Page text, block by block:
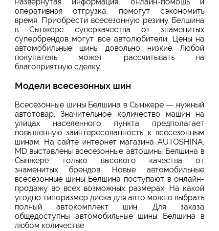
оперативная отгрузка, помогут сэкономить
время. Приобрести всесезонную резину Белшина
в Сынжере суперкачества от знаменитых
супербрендов могут все автолюбители. Цены на
автомобильные шины довольно низкие. Любой
покупатель может рассчитывать на
благоприятную сделку.
Модели всесезонных шин
Всесезонные шины Белшина в Сынжере — нужный
автотовар. Значительное количество машин на
улицах населенного пункта предполагает
повышенную заинтересованность к всесезонным
шинам. На сайте интернет магазина AUTOSHINA.
MD выставлены всесезонные автошины Белшина в
Сынжере только высокого качества от
знаменитых брендов. Новые автомобильные
всесезонные шины Белшина поступают в онлайн-
продажу во всех возможных размерах. На какой
угодно типоразмер диска для авто можно выбрать
полный автокомплект шин. Для заказа
общедоступны автомобильные шины Белшина в
любом количестве.